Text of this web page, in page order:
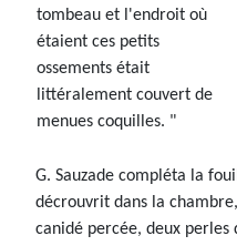
tombeau et l'endroit où
étaient ces petits
ossements était
littéralement couvert de
menues coquilles. "
G. Sauzade compléta la
décrouvrit dans la
canidé percée, deux perles